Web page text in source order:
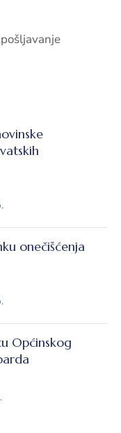
onečišćenja
Općinskog